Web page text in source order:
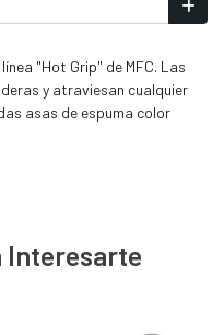
"Hot Grip" de MFC. Las
y atraviesan cualquier
asas de espuma color
Interesarte